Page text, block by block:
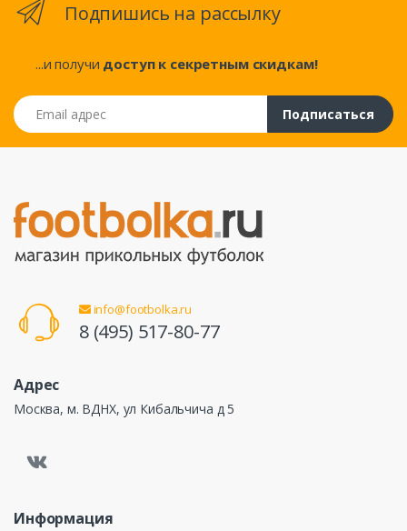
Подпишись на рассылку
...и получи доступ к секретным скидкам!
Email адрес
Подписаться
info@footbolka.ru
8 (495) 517-80-77
Адрес
Москва, м. ВДНХ, ул Кибальчича д 5
Информация